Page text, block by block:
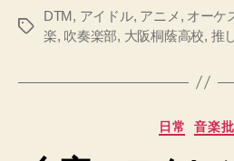
タ
DTM, アイドル, アニメ , オーケ
楽, 吹奏楽部, 大阪桐蔭高校, 推
カ
日常 音楽